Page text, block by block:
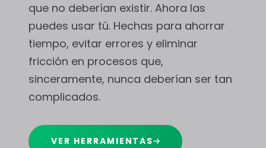
que no deberían existir. Ahora las
puedes usar tú. Hechas para ahorrar
tiempo, evitar errores y eliminar
fricción en procesos que,
sinceramente, nunca deberían ser tan
complicados.
VER HERRAMIENTAS